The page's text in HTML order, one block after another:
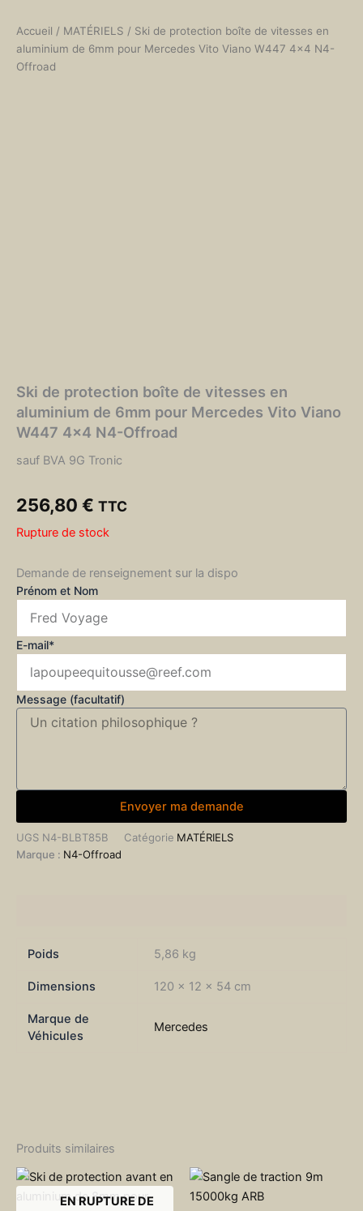
Accueil / MATÉRIELS / Ski de protection boîte de vitesses en
aluminium de 6mm pour Mercedes Vito Viano W447 4×4 N4-
Offroad
Ski de protection boîte de vitesses en
aluminium de 6mm pour Mercedes Vito Viano
W447 4×4 N4-Offroad
sauf BVA 9G Tronic
256,80 € TTC
Rupture de stock
Demande de renseignement sur la dispo
Prénom et Nom
E-mail*
Message (facultatif)
Envoyer ma demande
UGS N4-BLBT85B Catégorie MATÉRIELS
Marque : N4-Offroad
Poids 5,86 kg
Dimensions 120 × 12 × 54 cm
Marque de
Véhicules
Mercedes
Produits similaires
EN RUPTURE DE